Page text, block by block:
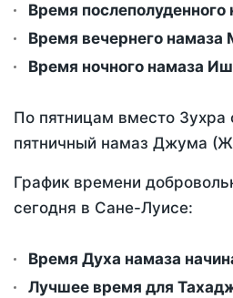
Время послеполуденного
Время вечернего намаза
Время ночного намаза
По пятницам вместо Зухра
пятничный намаз Джума
График времени
сегодня в Сане-Луисе:
Время Духа намаза
Лучшее время для